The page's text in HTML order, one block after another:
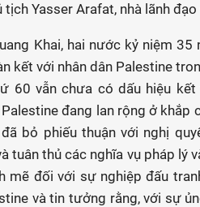
Yasser Arafat, nhà lãnh
Khai, hai nước kỷ niệm
kết với nhân dân Palestine
60 vẫn chưa có dấu hiệu
đang lan rộng ở khắp
bỏ phiếu thuận với nghị
tuân thủ các nghĩa vụ pháp lý
mẽ đối với sự nghiệp đấu
và tin tưởng rằng, với sự